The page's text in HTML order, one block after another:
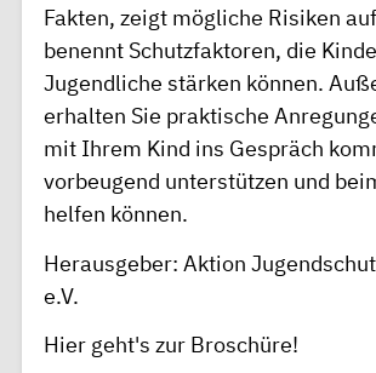
Fakten, zeigt mögliche Risiken
benennt Schutzfaktoren, die
Jugendliche stärken können.
erhalten Sie praktische
mit Ihrem Kind ins Gespräch
vorbeugend unterstützen und
helfen können.
Herausgeber: Aktion
e.V.
Hier geht's zur Broschüre!